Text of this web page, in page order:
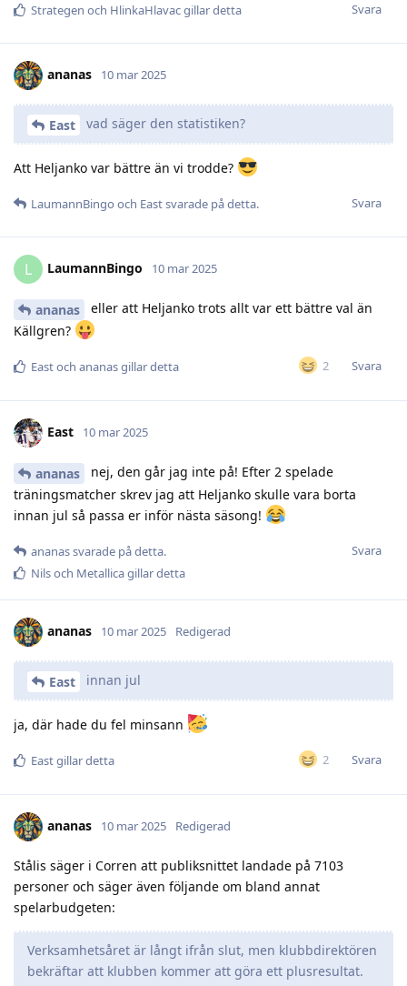
Svara
Strategen och HlinkaHlavacgillar detta
ananas 10 mar 2025
East vad säger den statistiken?
Att Heljanko var bättre än vi trodde?
Svara
LaumannBingo och Eastsvarade på detta.
L LaumannBingo 10 mar 2025
ananas
eller att Heljanko trots allt var ett bättre val än
Källgren?
2 Svara
Eastoch ananasgillar detta
East 10 mar 2025
ananas
nej, den går jag inte på! Efter 2 spelade
träningsmatcher skrev jag att Heljanko skulle vara borta
innan jul så passa er inför nästa säsong!
Svara
ananassvarade på detta.
Nilsoch Metallicagillar detta
ananas 10 mar 2025 Redigerad
East innan jul
ja, där hade du fel minsann
2 Svara
Eastgillar detta
ananas 10 mar 2025 Redigerad
Stålis säger i Corren att publiksnittet landade på 7103
personer och säger även följande om bland annat
spelarbudgeten:
Verksamhetsåret är långt ifrån slut, men klubbdirektören
bekräftar att klubben kommer att göra ett plusresultat.